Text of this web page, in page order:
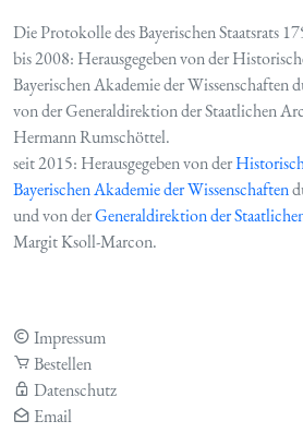
Die Protokolle des Bayerischen Staatsrats
bis 2008: Herausgegeben von der
Bayerischen Akademie der Wissenschaften
von der Generaldirektion der Staatlichen
Hermann Rumschöttel.
seit 2015: Herausgegeben von der
Bayerischen Akademie der Wissenschaften
und von derGeneraldirektion der
Margit Ksoll-Marcon.
Impressum
Bestellen
Datenschutz
Email